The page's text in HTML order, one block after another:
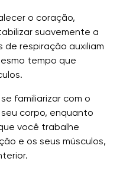
o coração,
suavemente a
de respiração auxiliam
tempo que
familiarizar com o
corpo, enquanto
você trabalhe
e os seus músculos,